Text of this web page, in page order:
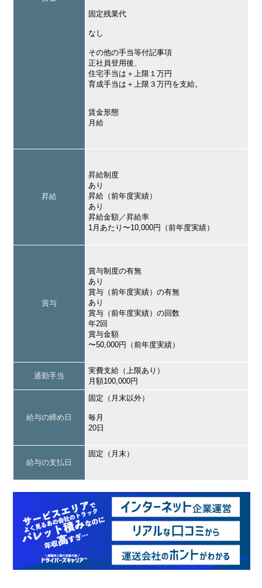
固定残業代
なし
その他の手当等付記事項
正社員登用後、
住宅手当は＋上限１万円
育成手当は＋上限３万円を支給。
賃金形態
月給
昇給
昇給制度
あり
昇給（前年度実績）
あり
昇給金額／昇給率
1月あたり〜10,000円（前年度実績）
賞与
賞与制度の有無
あり
賞与（前年度実績）の有無
あり
賞与（前年度実績）の回数
年2回
賞与金額
〜50,000円（前年度実績）
通勤手当
実費支給（上限あり）
月額100,000円
給与の締め日
固定（月末以外）
毎月
20日
給与の支払日
固定（月末）